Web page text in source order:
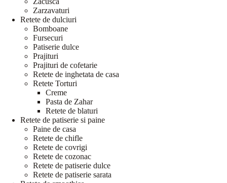
Zarzavaturi
Retete de dulciuri
Bomboane
Fursecuri
Patiserie dulce
Prajituri
Prajituri de cofetarie
Retete de inghetata de casa
Retete Torturi
Creme
Pasta de Zahar
Retete de blaturi
Retete de patiserie si paine
Paine de casa
Retete de chifle
Retete de covrigi
Retete de cozonac
Retete de patiserie dulce
Retete de patiserie sarata